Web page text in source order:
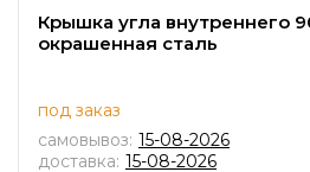
Крышка угла внутреннего
окрашенная сталь
под заказ
самовывоз: 15-08-2026
доставка: 15-08-2026